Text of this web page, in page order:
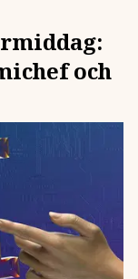
och